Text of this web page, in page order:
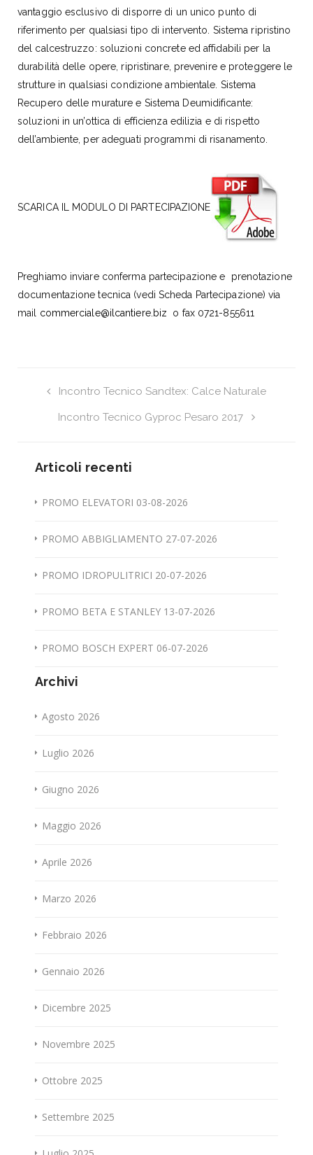
vantaggio esclusivo di disporre di un unico punto di
riferimento per qualsiasi tipo di intervento. Sistema ripristino
del calcestruzzo: soluzioni concrete ed affidabili per la
durabilità delle opere, ripristinare, prevenire e proteggere le
strutture in qualsiasi condizione ambientale. Sistema
Recupero delle murature e Sistema Deumidificante:
soluzioni in un’ottica di efficienza edilizia e di rispetto
dell’ambiente, per adeguati programmi di risanamento.
SCARICA IL MODULO DI PARTECIPAZIONE
Preghiamo inviare conferma partecipazione e prenotazione
documentazione tecnica (vedi Scheda Partecipazione) via
mail commerciale@ilcantiere.biz o fax 0721-855611
Incontro Tecnico Sandtex: Calce Naturale
Incontro Tecnico Gyproc Pesaro 2017
Articoli recenti
PROMO ELEVATORI 03-08-2026
PROMO ABBIGLIAMENTO 27-07-2026
PROMO IDROPULITRICI 20-07-2026
PROMO BETA E STANLEY 13-07-2026
PROMO BOSCH EXPERT 06-07-2026
Archivi
Agosto 2026
Luglio 2026
Giugno 2026
Maggio 2026
Aprile 2026
Marzo 2026
Febbraio 2026
Gennaio 2026
Dicembre 2025
Novembre 2025
Ottobre 2025
Settembre 2025